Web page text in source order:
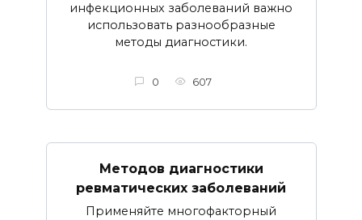
инфекционных заболеваний важно
использовать разнообразные
методы диагностики.
0 607
Методов диагностики
ревматических заболеваний
Применяйте многофакторный